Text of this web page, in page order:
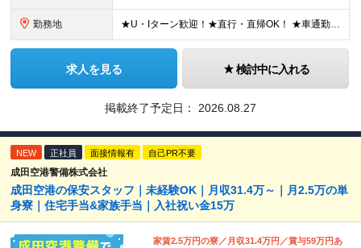
勤務地 ★U・Iターン歓迎！★直行・直帰OK！ ★車通勤可能のエリアもあり！★出張なしの働き方も可能 全国47都道府県の各プロジェクト（転勤なし！勤務地に対する希望も実現可能！） 「自宅から1時間以内で通え
求人を見る 検討中に入れる
掲載終了予定日： 2026.08.27
NEW 正社員 面接情報有 自己PR不要
成田空港警備株式会社
成田空港の保安スタッフ｜未経験OK｜月収31.4万～｜月2.5万の単
身寮｜住宅手当&家族手当｜入社祝い金15万
家賃2.5万円の寮／月収31.4万円／賞与59万円あ